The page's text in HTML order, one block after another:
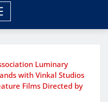
Luminary
with Vinkal Studios
Films Directed by